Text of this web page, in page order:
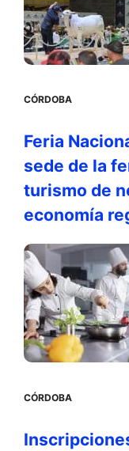
CÓRDOBA
Feria
sede de la
turismo de
economía
CÓRDOBA